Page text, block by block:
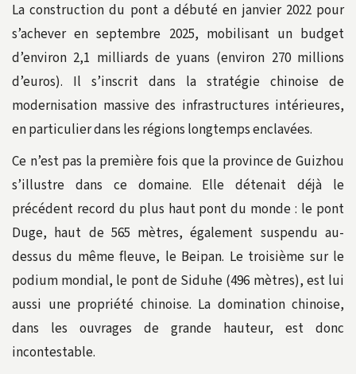
La construction du pont a débuté en janvier 2022 pour
s’achever en septembre 2025, mobilisant un budget
d’environ 2,1 milliards de yuans (environ 270 millions
d’euros). Il s’inscrit dans la stratégie chinoise de
modernisation massive des infrastructures intérieures,
en particulier dans les régions longtemps enclavées.
Ce n’est pas la première fois que la province de Guizhou
s’illustre dans ce domaine. Elle détenait déjà le
précédent record du plus haut pont du monde : le pont
Duge, haut de 565 mètres, également suspendu au-
dessus du même fleuve, le Beipan. Le troisième sur le
podium mondial, le pont de Siduhe (496 mètres), est lui
aussi une propriété chinoise. La domination chinoise,
dans les ouvrages de grande hauteur, est donc
incontestable.